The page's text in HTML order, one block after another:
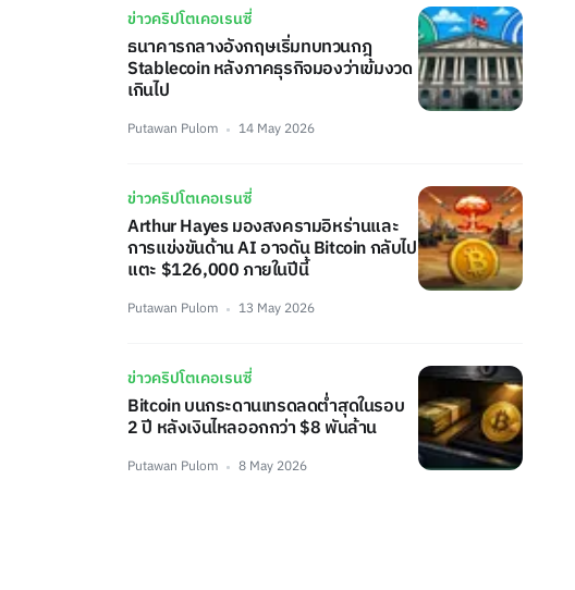
ข่าวคริปโตเคอเรนซี่
ธนาคารกลางอังกฤษเริ่มทบทวนกฎ
Stablecoin หลังภาคธุรกิจมองว่าเข้มงวด
เกินไป
Putawan Pulom 14 May 2026
ข่าวคริปโตเคอเรนซี่
Arthur Hayes มองสงครามอิหร่านและ
การแข่งขันด้าน AI อาจดัน Bitcoin กลับไป
แตะ $126,000 ภายในปีนี้
Putawan Pulom 13 May 2026
ข่าวคริปโตเคอเรนซี่
Bitcoin บนกระดานเทรดลดต่ำสุดในรอบ
2 ปี หลังเงินไหลออกกว่า $8 พันล้าน
Putawan Pulom 8 May 2026